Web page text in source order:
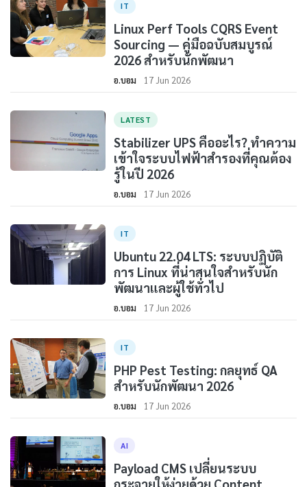
IT
Linux Perf Tools CQRS Event
Sourcing — คู่มือฉบับสมบูรณ์
2026 สำหรับนักพัฒนา
อ.บอม 17 Jun 2026
LATEST
Stabilizer UPS คืออะไร? ทำความ
เข้าใจระบบไฟฟ้าสำรองที่คุณต้อง
รู้ในปี 2026
อ.บอม 17 Jun 2026
IT
Ubuntu 22.04 LTS: ระบบปฏิบัติ
การ Linux ที่น่าสนใจสำหรับนัก
พัฒนาและผู้ใช้ทั่วไป
อ.บอม 17 Jun 2026
IT
PHP Pest Testing: กลยุทธ์ QA
สำหรับนักพัฒนา 2026
อ.บอม 17 Jun 2026
AI
Payload CMS เปลี่ยนระบบ
กระจายให้ง่ายด้วย Content